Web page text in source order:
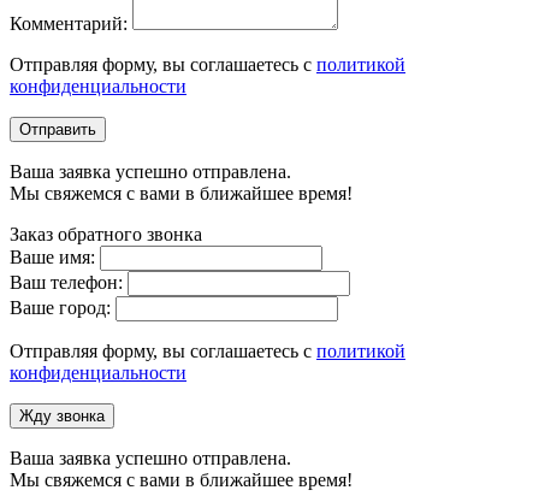
Комментарий:
Отправляя форму, вы соглашаетесь с политикой
конфиденциальности
Отправить
Ваша заявка успешно отправлена.
Мы свяжемся с вами в ближайшее время!
Заказ обратного звонка
Ваше имя:
Ваш телефон:
Ваше город:
Отправляя форму, вы соглашаетесь с политикой
конфиденциальности
Жду звонка
Ваша заявка успешно отправлена.
Мы свяжемся с вами в ближайшее время!